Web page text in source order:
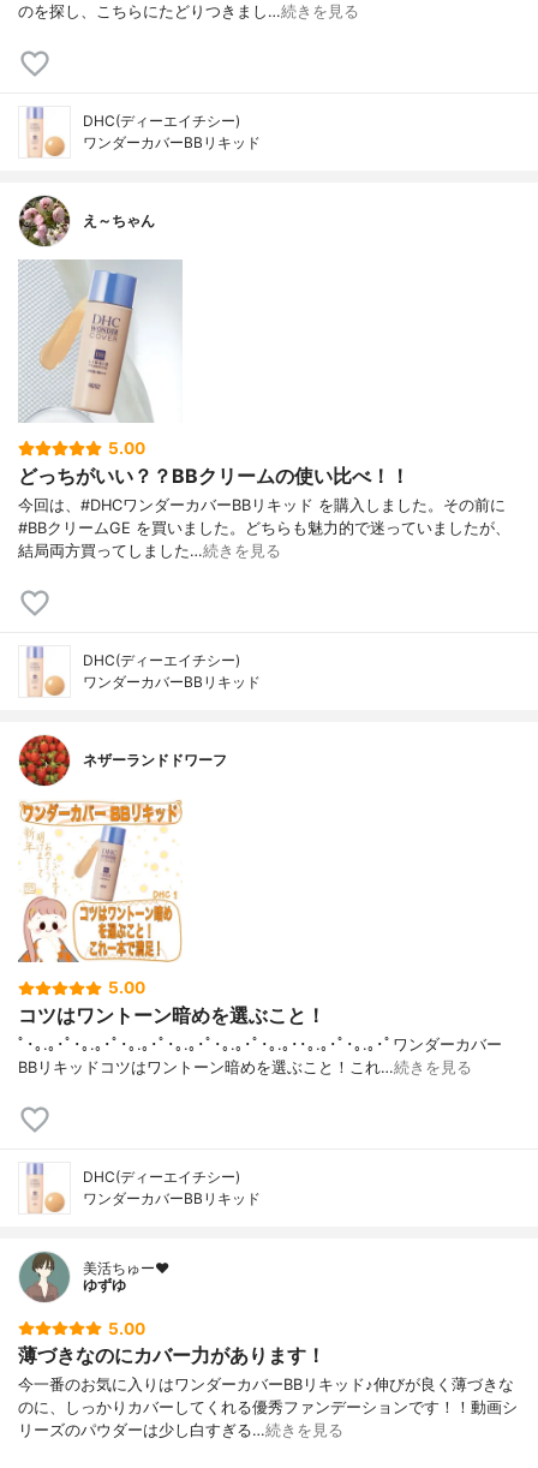
のを探し、こちらにたどりつきまし…続きを見る
DHC(ディーエイチシー)
ワンダーカバーBBリキッド
え～ちゃん
5.00
どっちがいい？？BBクリームの使い比べ！！
今回は、#DHCワンダーカバーBBリキッド を購入しました。その前に
#BBクリームGE を買いました。どちらも魅力的で迷っていましたが、
結局両方買ってしました…続きを見る
DHC(ディーエイチシー)
ワンダーカバーBBリキッド
ネザーランドドワーフ
5.00
コツはワントーン暗めを選ぶこと！
ﾟ･｡.｡･ﾟ･｡.｡･ﾟ･｡.｡･ﾟ･｡.｡･ﾟ･｡.｡･ﾟ･｡.｡･･｡.｡･ﾟ･｡.｡･ﾟワンダーカバー
BBリキッドコツはワントーン暗めを選ぶこと！これ…続きを見る
DHC(ディーエイチシー)
ワンダーカバーBBリキッド
美活ちゅー❤️
ゆずゆ
5.00
薄づきなのにカバー力があります！
今一番のお気に入りはワンダーカバーBBリキッド♪伸びが良く薄づきな
のに、しっかりカバーしてくれる優秀ファンデーションです！！動画シ
リーズのパウダーは少し白すぎる…続きを見る